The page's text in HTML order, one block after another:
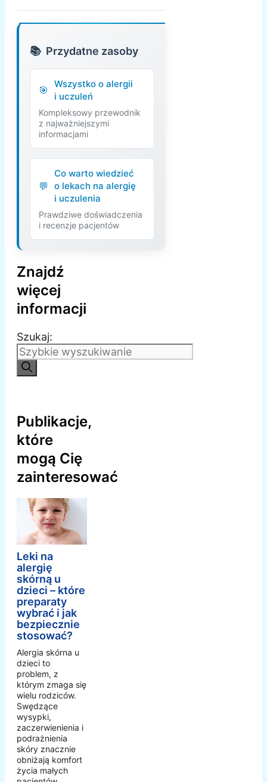
Przydatne zasoby
Wszystko o alergii
i uczuleń
Kompleksowy przewodnik
z najważniejszymi
informacjami
Co warto wiedzieć
o lekach na alergię
i uczulenia
Prawdziwe doświadczenia
i recenzje pacjentów
Znajdź
więcej
informacji
Szukaj:
Publikacje,
które
mogą Cię
zainteresować
Leki na
alergię
skórną u
dzieci – które
preparaty
wybrać i jak
bezpiecznie
stosować?
Alergia skórna u
dzieci to
problem, z
którym zmaga się
wielu rodziców.
Swędzące
wysypki,
zaczerwienienia i
podrażnienia
skóry znacznie
obniżają komfort
życia małych